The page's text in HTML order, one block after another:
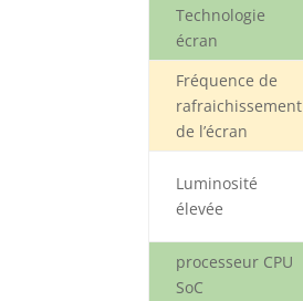
Technologie
écran
Fréquence de
rafraichissement
de l’écran
Luminosité
élevée
processeur CPU
SoC